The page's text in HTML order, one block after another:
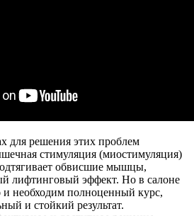
для решения этих проблем
стимуляция (миостимуляция)
обвисшие мышцы,
лифтинговый эффект. Но в салоне
и необходим полноценный курс,
и стойкий результат.